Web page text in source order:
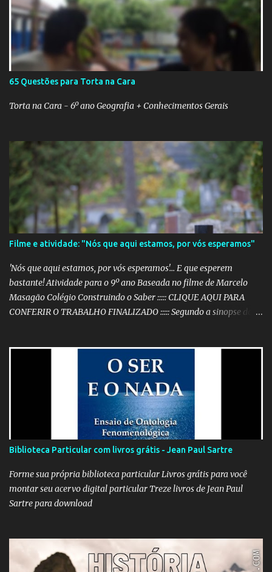
65 Questões para Torta na Cara
Torta na Cara - 6º ano Geografia + Conhecimentos Gerais
Filme e atividade: "Nós que aqui estamos, por vós esperamos"
'Nós que aqui estamos, por vós esperamos'... E que esperem
bastante! Atividade para o 9º ano Baseada no filme de Marcelo
Masagão Colégio Construindo o Saber ::::: CLIQUE AQUI PARA
CONFERIR O TRABALHO FINALIZADO ::::: Segundo a sinopse do
lançado em 1999, o filme mostra como os grandes acontecimentos
são repletos de inúmeras histórias menores (mas não menos
importantes) que passam despercebidas na maioria das vezes.
Sem dúvida alguma, este é um dos filmes mais poéticos da
produção brasileira. A beleza está na combinação das imagens,
nos curtos e certeiros textos e, principalmente, na música. Clique
aqui para conferir o vídeo e a história do Alfaiate Voador, citado
no filme . É possível atrair a atenção dos alunos com um filme
destoante das grandes pr...
Biblioteca Particular com livros grátis - Jean Paul Sartre
Forme sua própria biblioteca particular Livros grátis para você
montar seu acervo digital particular Treze livros de Jean Paul
Sartre para download